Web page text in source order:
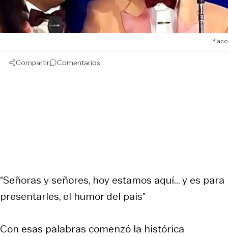
flaco
Compartir Comentarios
“Señoras y señores, hoy estamos aquí... y es para
presentarles, el humor del país”
Con esas palabras comenzó la histórica